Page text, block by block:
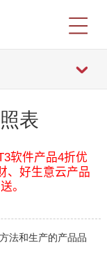
表
软件产品4折优
、好生意云产品
。
法和生产的产品品